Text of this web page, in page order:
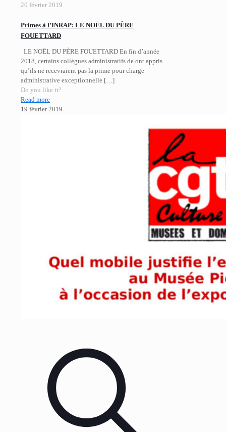
20 février 2019
Primes à l’INRAP: LE NOËL DU PÈRE
FOUETTARD
LE NOËL DU PÈRE FOUETTARD En fin d’année
2018, certains collègues administratifs de ont appris
qu’ils ne recevraient pas la prime pour charge
administrative exceptionnelle […]
Do you like it?
Read more
19 février 2019